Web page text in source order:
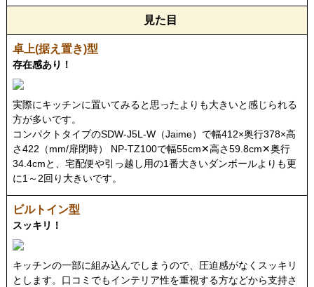
見た目
存在感あり！
実際にキッチンに置いてみると思ったよりも大きいと感じられる
方が多いです。
コンパクトタイプのSDW-J5L-W（Jaime）で幅412×奥行378×高
さ422（mm/扉閉時） NP-TZ100で幅55cm✕高さ59.8cm✕奥行
34.4cmと、宅配便や引っ越し用の1番大きいダンボールよりも更
に1～2回り大きいです。
スッキリ！
キッチンの一部に組み込んでしまうので、圧迫感がなくスッキリ
とします。口コミでもインテリア性を重視する方などから支持さ